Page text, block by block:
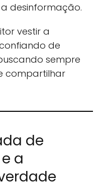
desinformação.
vestir a
de
sempre
compartilhar
de
a